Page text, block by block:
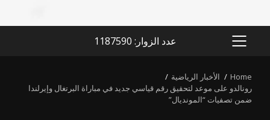
PRIMARY
عدد الزوار: 1187590
Home
الأخبار الرياضية
رونالدو على موعد لتحقيق رقم قياسي جديد في مباراة البرتغال وإيرلندا
ضمن تصفيات “المونديال”